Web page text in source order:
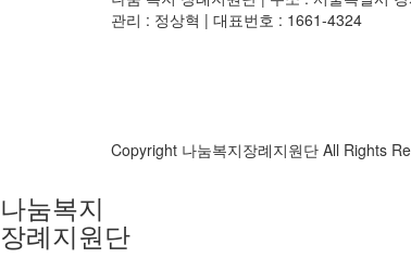
관리 : 정상혁 | 대표번호 : 1661-4324
Copyright 나눔복지장례지원단 All Rights
나눔복지
장례지원단